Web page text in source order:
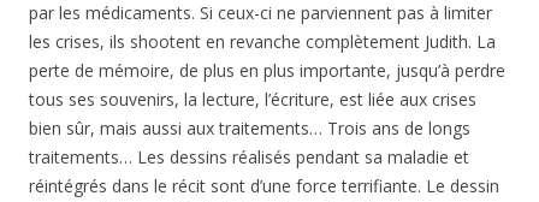
par les médicaments. Si ceux-ci ne parviennent pas à limiter
les crises, ils shootent en revanche complètement Judith. La
perte de mémoire, de plus en plus importante, jusqu’à perdre
tous ses souvenirs, la lecture, l’écriture, est liée aux crises
bien sûr, mais aussi aux traitements… Trois ans de longs
traitements… Les dessins réalisés pendant sa maladie et
réintégrés dans le récit sont d’une force terrifiante. Le dessin